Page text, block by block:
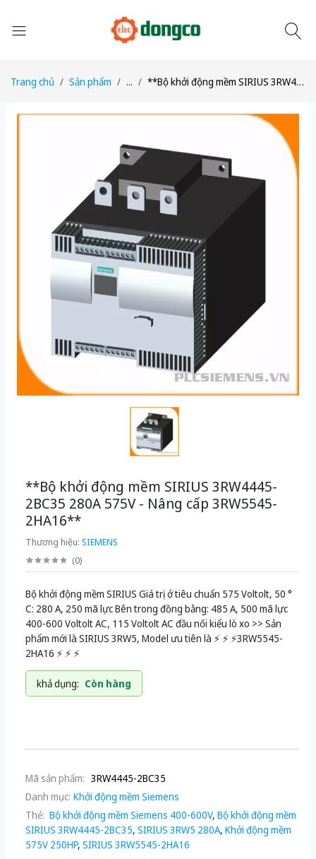
Trang chủ Sản phẩm ... **Bộ khởi động mềm SIRIUS 3RW4445-2BC35 280A 575V - Nâng cấp 3RW5545-2HA16**
**Bộ khởi động mềm SIRIUS 3RW4445-
2BC35 280A 575V - Nâng cấp 3RW5545-
2HA16**
Thương hiệu: SIEMENS
(0)
Bộ khởi động mềm SIRIUS Giá trị ở tiêu chuẩn 575 Voltolt, 50 °
C: 280 A, 250 mã lực Bên trong đồng bằng: 485 A, 500 mã lực
400-600 Voltolt AC, 115 Voltolt AC đầu nối kiểu lò xo >> Sản
phẩm mới là SIRIUS 3RW5, Model ưu tiên là ⚡️ ⚡️ ⚡️3RW5545-
2HA16 ⚡️ ⚡️ ⚡️
khả dụng: Còn hàng
Mã sản phẩm: 3RW4445-2BC35
Danh mục: Khởi động mềm Siemens
Thẻ: Bộ khởi động mềm Siemens 400-600V, Bộ khởi động mềm
SIRIUS 3RW4445-2BC35, SIRIUS 3RW5 280A, Khởi động mềm
575V 250HP, SIRIUS 3RW5545-2HA16